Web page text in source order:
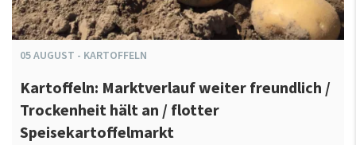
05AUGUST - KARTOFFELN
Kartoffeln: Marktverlauf weiter freundlich /
Trockenheit hält an / flotter
Speisekartoffelmarkt